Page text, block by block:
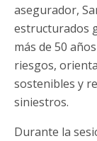
asegurador,
estructurados
más de 50
riesgos,
sostenibles y
siniestros.
Durante la